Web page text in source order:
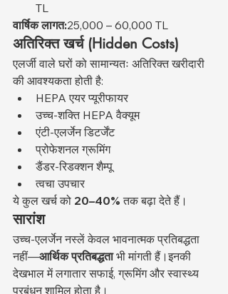
TL
वार्षिक लागत:25,000 – 60,000 TL
अतिरिक्त खर्च (Hidden Costs)
एलर्जी वाले घरों को सामान्यतः अतिरिक्त खरीदारी
की आवश्यकता होती है:
HEPA एयर प्यूरीफायर
उच्च-शक्ति HEPA वैक्यूम
एंटी-एलर्जेन डिटर्जेंट
प्रोफेशनल ग्रूमिंग
डैंडर-रिडक्शन शैम्पू
त्वचा उपचार
ये कुल खर्च को 20–40% तक बढ़ा देते हैं।
सारांश
उच्च-एलर्जेन नस्लें केवल भावनात्मक प्रतिबद्धता
नहीं—आर्थिक प्रतिबद्धता भी मांगती हैं।इनकी
देखभाल में लगातार सफाई, ग्रूमिंग और स्वास्थ्य
प्रबंधन शामिल होता है।